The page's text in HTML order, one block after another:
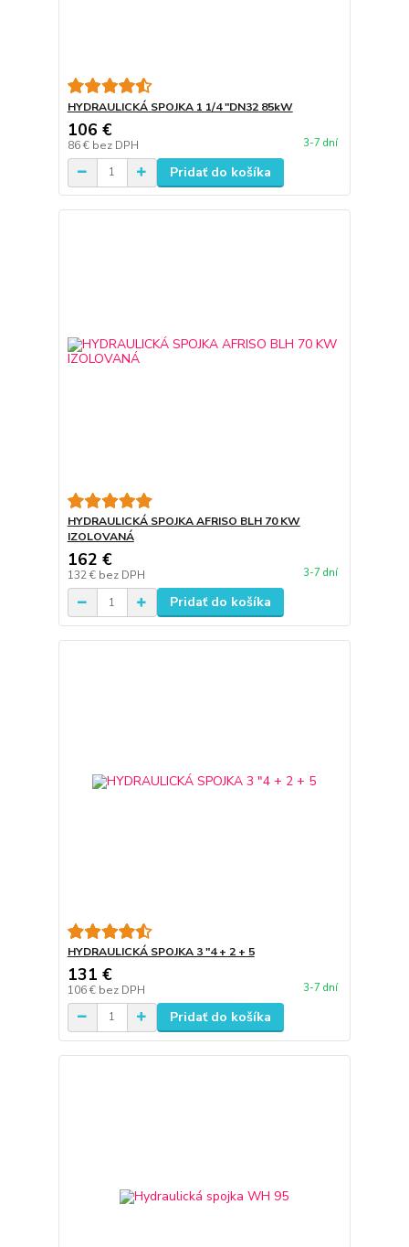
HYDRAULICKÁ SPOJKA 1 1/4 "DN32 85kW
106 €
86 € bez DPH 3-7 dní
Pridať do košíka
HYDRAULICKÁ SPOJKA AFRISO BLH 70 KW
IZOLOVANÁ
162 €
132 € bez DPH 3-7 dní
Pridať do košíka
HYDRAULICKÁ SPOJKA 3 "4 + 2 + 5
131 €
106 € bez DPH 3-7 dní
Pridať do košíka